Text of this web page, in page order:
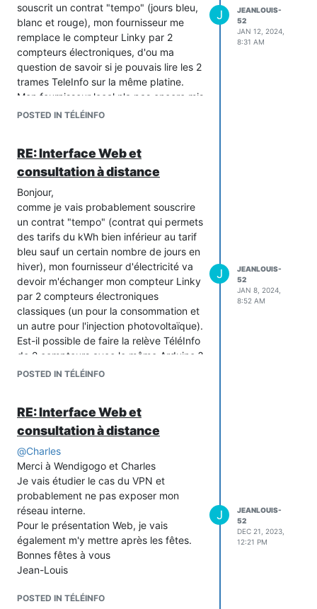
souscrit un contrat "tempo" (jours bleu,
blanc et rouge), mon fournisseur me
remplace le compteur Linky par 2
compteurs électroniques, d'ou ma
question de savoir si je pouvais lire les 2
trames TeleInfo sur la même platine.
Mon fournisseur local n'a pas encore mis
au point la gestion des compteurs Linky
POSTED IN TÉLÉINFO
J
JEANLOUIS-
52
JAN 12, 2024,
8:31 AM
RE: Interface Web et
consultation à distance
Bonjour,
comme je vais probablement souscrire
un contrat "tempo" (contrat qui permets
des tarifs du kWh bien inférieur au tarif
bleu sauf un certain nombre de jours en
hiver), mon fournisseur d'électricité va
devoir m'échanger mon compteur Linky
par 2 compteurs électroniques
classiques (un pour la consommation et
un autre pour l'injection photovoltaïque).
Est-il possible de faire la relève TéléInfo
de 2 compteurs avec le même Arduino ?
Pour info, sur ma question précédente,
"autoexec.be" mais mon interface Web
n'a pas changé !
Encore merci pour votre aide
POSTED IN TÉLÉINFO
J
JEANLOUIS-
52
JAN 8, 2024,
8:52 AM
RE: Interface Web et
consultation à distance
@Charles
Merci à Wendigogo et Charles
Je vais étudier le cas du VPN et
probablement ne pas exposer mon
réseau interne.
Pour le présentation Web, je vais
également m'y mettre après les fêtes.
Bonnes fêtes à vous
Jean-Louis
POSTED IN TÉLÉINFO
J
JEANLOUIS-
52
DEC 21, 2023,
12:21 PM